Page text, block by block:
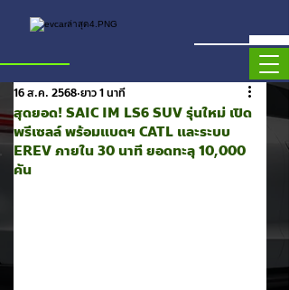
สุดยอด! SAIC IM LS6 SUV รุ่นใหม่ เปิด
พรีเซลล์ พร้อมแบตฯ CATL และระบบ
EREV ภายใน 30 นาที ยอดทะลุ 10,000
คัน
16 ส.ค. 2568 ยาว 1 นาที